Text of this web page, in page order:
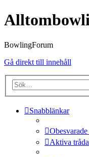
BowlingForum
Gå direkt till innehåll
Snabblänkar
Aktiva